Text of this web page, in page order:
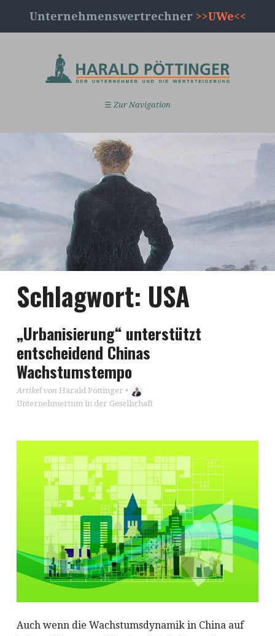
Unternehmenswertrechner >>UWe<<
☰ Zur Navigation
Schlagwort: USA
„Urbanisierung“ unterstützt
entscheidend Chinas
Wachstumstempo
Artikel von Harald Pöttinger •
Unternehmertum in der Gesellschaft
Auch wenn die Wachstumsdynamik in China auf